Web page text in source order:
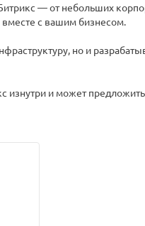
— от небольших
с вашим бизнесом.
но и
изнутри и может